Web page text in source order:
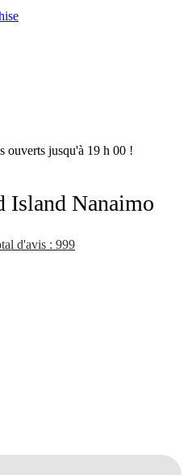
ouverts jusqu'à 19 h 00 !
Nanaimo
d'avis : 999